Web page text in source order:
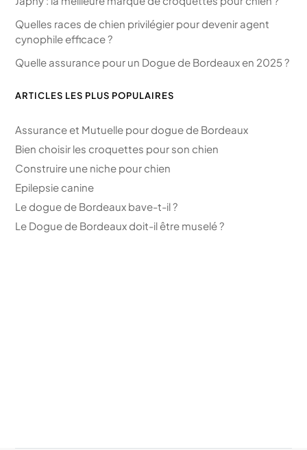
Quelles races de chien privilégier pour devenir agent
cynophile efficace ?
Quelle assurance pour un Dogue de Bordeaux en 2025 ?
ARTICLES LES PLUS POPULAIRES
Assurance et Mutuelle pour dogue de Bordeaux
Bien choisir les croquettes pour son chien
Construire une niche pour chien
Epilepsie canine
Le dogue de Bordeaux bave-t-il ?
Le Dogue de Bordeaux doit-il être muselé ?